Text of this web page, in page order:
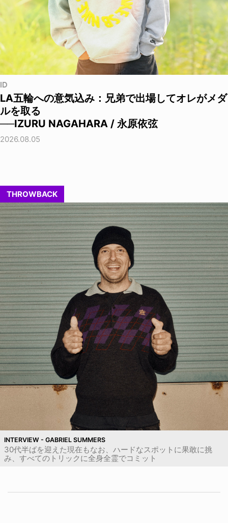
ID
LA五輪への意気込み：兄弟で出場してオレがメダ
ルを取る
──IZURU NAGAHARA / 永原依弦
2026.08.05
THROWBACK
INTERVIEW - GABRIEL SUMMERS
30代半ばを迎えた現在もなお、ハードなスポットに果敢に挑
み、すべてのトリックに全身全霊でコミット